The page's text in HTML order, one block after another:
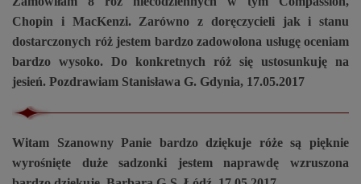
Chopin i MacKenzi. Zarówno z doręczycieli jak i stanu
dostarczonych róż jestem bardzo zadowolona usługę oceniam
bardzo wysoko. Do konkretnych róż się ustosunkuję na
jesień. Pozdrawiam Stanisława G. Gdynia, 17.05.2017
Witam Szanowny Panie bardzo dziękuje róże są pięknie
wyrośnięte duże sadzonki jestem naprawdę wzruszona